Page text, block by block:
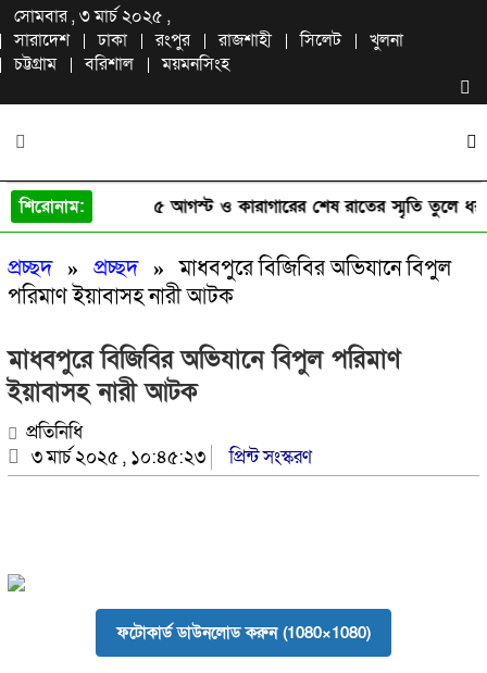
সোমবার , ৩ মার্চ ২০২৫ ,
সারাদেশ
ঢাকা রংপুর রাজশাহী সিলেট
খুলনা
চট্টগ্রাম
বরিশাল ময়মনসিংহ
শিরোনাম: ৫ আগস্ট ও কারাগারের শেষ রাতের স্মৃতি তুলে
প্রচ্ছদ» প্রচ্ছদ»মাধবপুরে বিজিবির অভিযানে বিপুল
পরিমাণ ইয়াবাসহ নারী আটক
মাধবপুরে বিজিবির অভিযানে বিপুল পরিমাণ
ইয়াবাসহ নারী আটক
প্রতিনিধি
৩ মার্চ ২০২৫ , ১০:৪৫:২৩
প্রিন্ট সংস্করণ
ফটোকার্ড ডাউনলোড করুন (1080×1080)